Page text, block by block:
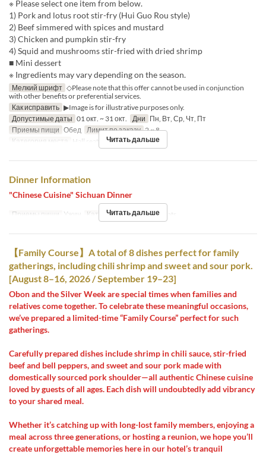
※ Please select one item from below.
1) Pork and lotus root stir-fry (Hui Guo Rou style)
2) Beef simmered with spices and mustard
3) Chicken and pumpkin stir-fry
4) Squid and mushrooms stir-fried with dried shrimp
■ Mini dessert
※ Ingredients may vary depending on the season.
Мелкий шрифт ◇Please note that this offer cannot be used in conjunction
with other benefits or preferential services.
Как исправить ▶Image is for illustrative purposes only.
Допустимые даты 01 окт. ~ 31 окт. Дни Пн, Вт, Ср, Чт, Пт
Приемы пищи Обед Лимит по заказу 2 ~ 8
Категория места
Hall seats Читать дальше
Dinner Information
"Chinese Cuisine" Sichuan Dinner
Приемы пищи Ужин Категория места Hall seats
Читать дальше
【Family Course】A total of 8 dishes perfect for family
gatherings, including chili shrimp and sweet and sour pork.
[August 8–16, 2026 / September 19–23]
Obon and the Silver Week are special times when families and
relatives come together. To celebrate these meaningful occasions,
we’ve prepared a limited-time “Family Course” perfect for such
gatherings.
Carefully prepared dishes include shrimp in chili sauce, stir-fried
beef and bell peppers, and sweet and sour pork made with
domestically sourced pork shoulder—all authentic Chinese cuisine
loved by guests of all ages. Each dish will undoubtedly add vibrancy
to your shared meal.
Whether it’s catching up with long-lost family members, enjoying a
meal across three generations, or hosting a reunion, we hope you’ll
create unforgettable memories here in our hotel’s tranquil